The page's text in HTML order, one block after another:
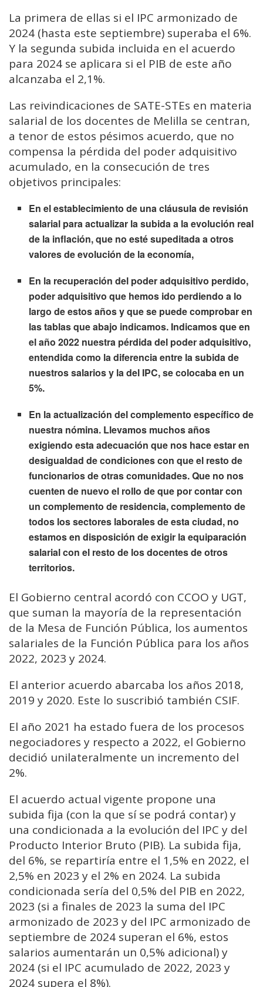
La primera de ellas si el IPC armonizado de
2024 (hasta este septiembre) superaba el 6%.
Y la segunda subida incluida en el acuerdo
para 2024 se aplicara si el PIB de este año
alcanzaba el 2,1%.
Las reivindicaciones de SATE-STEs en materia
salarial de los docentes de Melilla se centran,
a tenor de estos pésimos acuerdo, que no
compensa la pérdida del poder adquisitivo
acumulado, en la consecución de tres
objetivos principales:
En el establecimiento de una cláusula de revisión
salarial para actualizar la subida a la evolución real
de la inflación, que no esté supeditada a otros
valores de evolución de la economía,
En la recuperación del poder adquisitivo perdido,
poder adquisitivo que hemos ido perdiendo a lo
largo de estos años y que se puede comprobar en
las tablas que abajo indicamos. Indicamos que en
el año 2022 nuestra pérdida del poder adquisitivo,
entendida como la diferencia entre la subida de
nuestros salarios y la del IPC, se colocaba en un
5%.
En la actualización del complemento específico de
nuestra nómina. Llevamos muchos años
exigiendo esta adecuación que nos hace estar en
desigualdad de condiciones con que el resto de
funcionarios de otras comunidades. Que no nos
cuenten de nuevo el rollo de que por contar con
un complemento de residencia, complemento de
todos los sectores laborales de esta ciudad, no
estamos en disposición de exigir la equiparación
salarial con el resto de los docentes de otros
territorios.
El Gobierno central acordó con CCOO y UGT,
que suman la mayoría de la representación
de la Mesa de Función Pública, los aumentos
salariales de la Función Pública para los años
2022, 2023 y 2024.
El anterior acuerdo abarcaba los años 2018,
2019 y 2020. Este lo suscribió también CSIF.
El año 2021 ha estado fuera de los procesos
negociadores y respecto a 2022, el Gobierno
decidió unilateralmente un incremento del
2%.
El acuerdo actual vigente propone una
subida fija (con la que sí se podrá contar) y
una condicionada a la evolución del IPC y del
Producto Interior Bruto (PIB). La subida fija,
del 6%, se repartiría entre el 1,5% en 2022, el
2,5% en 2023 y el 2% en 2024. La subida
condicionada sería del 0,5% del PIB en 2022,
2023 (si a finales de 2023 la suma del IPC
armonizado de 2023 y del IPC armonizado de
septiembre de 2024 superan el 6%, estos
salarios aumentarán un 0,5% adicional) y
2024 (si el IPC acumulado de 2022, 2023 y
2024 supera el 8%).